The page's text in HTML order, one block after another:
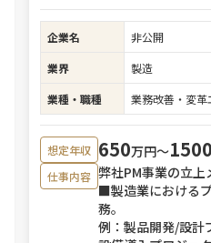
企業名
非公開
業界
製造
業種・職種
業務改善・変革
想定年収 650万円〜1500
仕事内容 弊社PM事業の立上
■製造業における
務。
例：製品開発/設計